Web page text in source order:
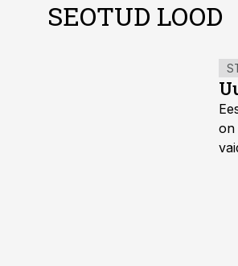
SEOTUD LOOD
on